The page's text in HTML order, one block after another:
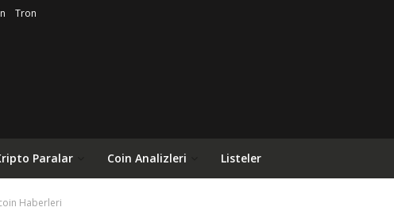
Tron
Paralar Coin Analizleri Listeler
Haberleri